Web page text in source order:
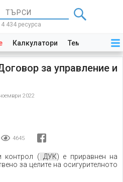
4 434 ресурса
Калкулатори Теми Закони
за управление и
2022
4645
контрол ( ДУК) е приравнен на
за целите на осигурителното